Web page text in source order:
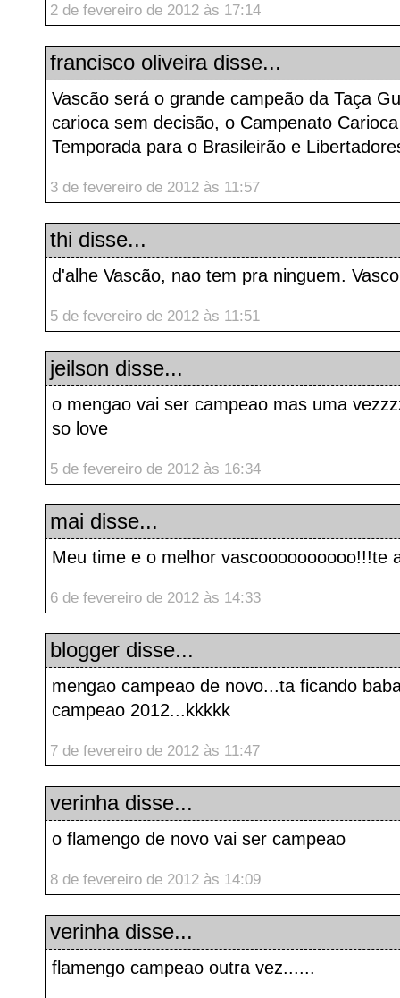
2 de fevereiro de 2012 às 17:14
francisco oliveiradisse...
Vascão será o grande campeão da Taça
carioca sem decisão, o Campenato
Temporada para o Brasileirão e
3 de fevereiro de 2012 às 11:57
thi disse...
d'alhe Vascão, nao tem pra ninguem.
5 de fevereiro de 2012 às 11:51
jeilson disse...
o mengao vai ser campeao mas uma
so love
5 de fevereiro de 2012 às 16:34
mai disse...
Meu time e o melhor vascoooooooooo!!!te
6 de fevereiro de 2012 às 14:33
blogger disse...
mengao campeao de novo...ta ficando
campeao 2012...kkkkk
7 de fevereiro de 2012 às 11:47
verinhadisse...
o flamengo de novo vai ser campeao
8 de fevereiro de 2012 às 14:09
verinhadisse...
flamengo campeao outra vez......